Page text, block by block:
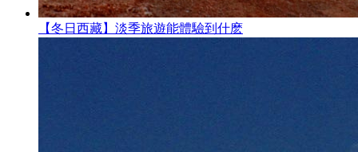
【冬日西藏】淡季旅遊能體驗到什麽